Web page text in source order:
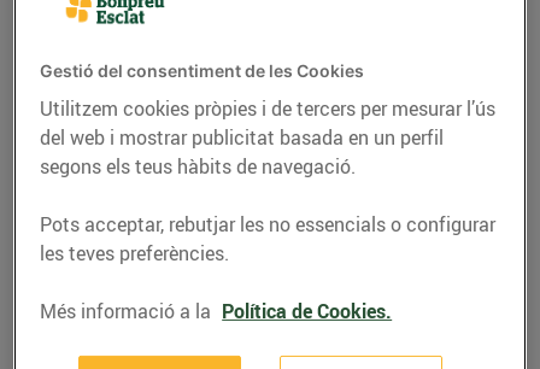
CONSELLS I HÀBITS SALUDABLES
Els millors embotits
tradicionals catalans
Gestió del consentiment de les Cookies
Utilitzem cookies pròpies i de tercers per mesurar l’ús
del web i mostrar publicitat basada en un perfil
segons els teus hàbits de navegació.
Pots acceptar, rebutjar les no essencials o configurar
les teves preferències.
Més informació a la Política de Cookies.